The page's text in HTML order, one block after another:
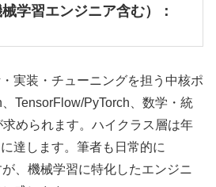
学習エンジニア含む）：
実装・チューニングを担う中核ポ
TensorFlow/PyTorch、数学・統
められます。ハイクラス層は年
達します。筆者も日常的に
、機械学習に特化したエンジニ